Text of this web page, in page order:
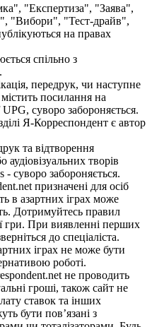
"Експертиза", "Заява",
"Вибори", "Тест-драйв",
на правах
спільно з
передрук, чи наступне
посилання на
суворо забороняється.
Я-Корреспондент є автор
та відтворення
аудіовізуальних творів
суворо забороняється.
призначені для осіб
в азартних іграх може
Дотримуйтесь правил
гри. При виявленні перших
до спеціаліста.
іграх не може бути
роботі.
не проводить
гроші, також сайт не
ставок та інших
бути пов’язані з